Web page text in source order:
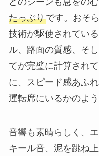
たっぷりです。おそ
技術が駆使されてい
ル、路面の質感、そ
てが完璧に計算され
に、スピード感あふ
運転席にいるかのよ
音響も素晴らしく、
キール音、泥を跳ね